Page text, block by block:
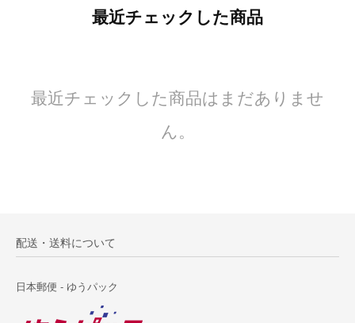
最近チェックした商品
最近チェックした商品はまだありませ
ん。
配送・送料について
日本郵便 - ゆうパック